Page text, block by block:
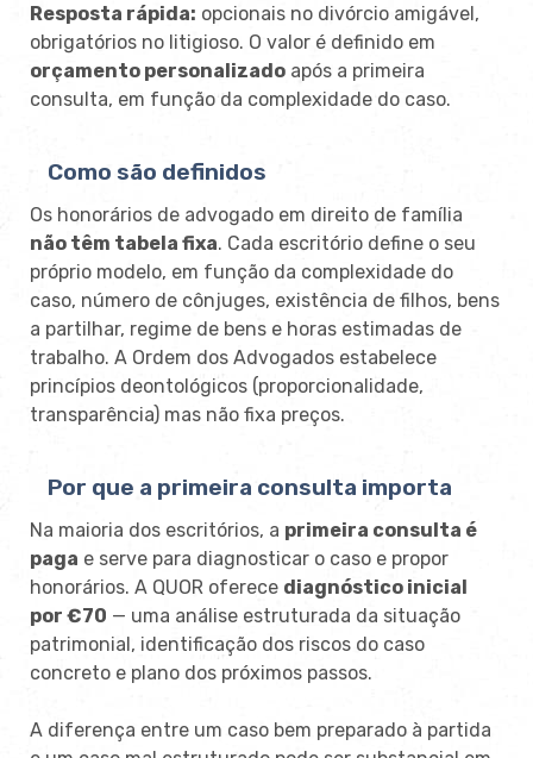
Resposta rápida: opcionais no divórcio amigável,
obrigatórios no litigioso. O valor é definido em
orçamento personalizado após a primeira
consulta, em função da complexidade do caso.
Como são definidos
Os honorários de advogado em direito de família
não têm tabela fixa. Cada escritório define o seu
próprio modelo, em função da complexidade do
caso, número de cônjuges, existência de filhos, bens
a partilhar, regime de bens e horas estimadas de
trabalho. A Ordem dos Advogados estabelece
princípios deontológicos (proporcionalidade,
transparência) mas não fixa preços.
Por que a primeira consulta importa
Na maioria dos escritórios, a primeira consulta é
paga e serve para diagnosticar o caso e propor
honorários. A QUOR oferece diagnóstico inicial
por €70 — uma análise estruturada da situação
patrimonial, identificação dos riscos do caso
concreto e plano dos próximos passos.
A diferença entre um caso bem preparado à partida